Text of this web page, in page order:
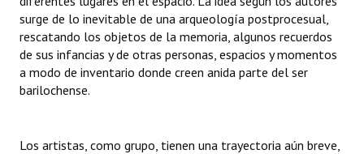
surge de lo inevitable de una arqueología postprocesual,
rescatando los objetos de la memoria, algunos recuerdos
de sus infancias y de otras personas, espacios y momentos
a modo de inventario donde creen anida parte del ser
barilochense.
Los artistas, como grupo, tienen una trayectoria aún breve,